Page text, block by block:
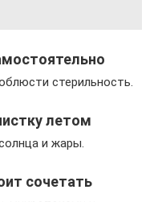
стерильность.
летом
и жары.
сочетать